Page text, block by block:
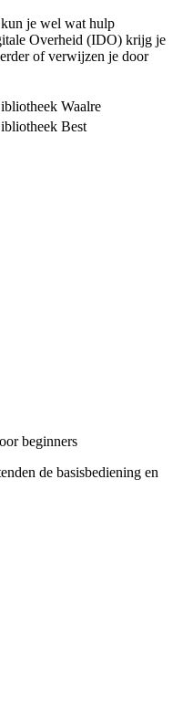
je wel wat hulp
Overheid (IDO) krijg je
of verwijzen je door
Waalre
Best
beginners
de basisbediening en